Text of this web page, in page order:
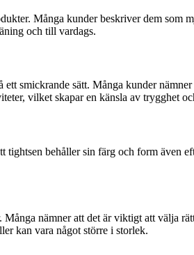
Många kunder beskriver dem som
och till vardags.
smickrande sätt. Många kunder
vilket skapar en känsla av trygghet
behåller sin färg och form även
nämner att det är viktigt att välja
kan vara något större i storlek.